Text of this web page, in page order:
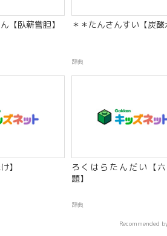
【臥薪嘗胆】 ＊＊たんさんすい【炭酸
辞典
】
ろくはらたんだい【
題】
辞典
Recommended